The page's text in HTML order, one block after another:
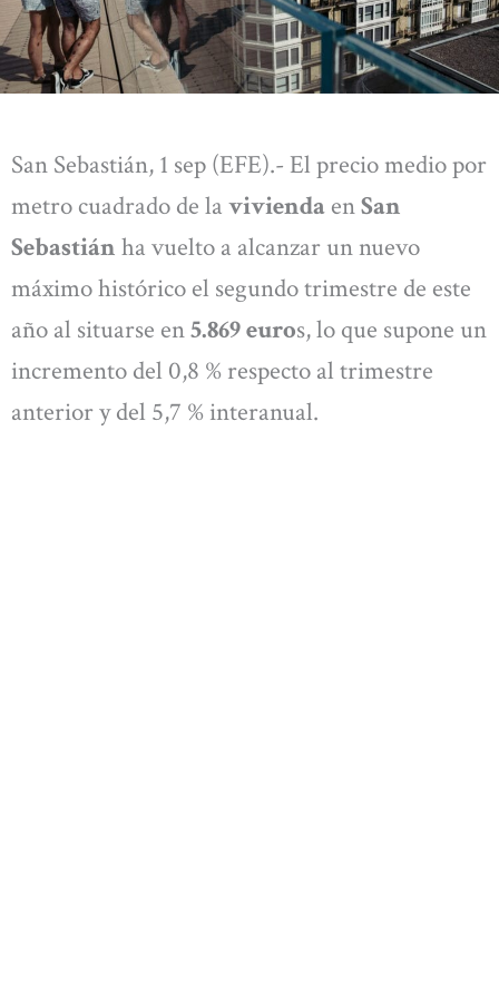
San Sebastián, 1 sep (EFE).- El precio medio por
metro cuadrado de la vivienda enSan
Sebastián ha vuelto a alcanzar un nuevo
máximo histórico el segundo trimestre de este
año al situarse en5.869 euros, lo que supone un
incremento del 0,8 % respecto al trimestre
anterior y del 5,7 % interanual.